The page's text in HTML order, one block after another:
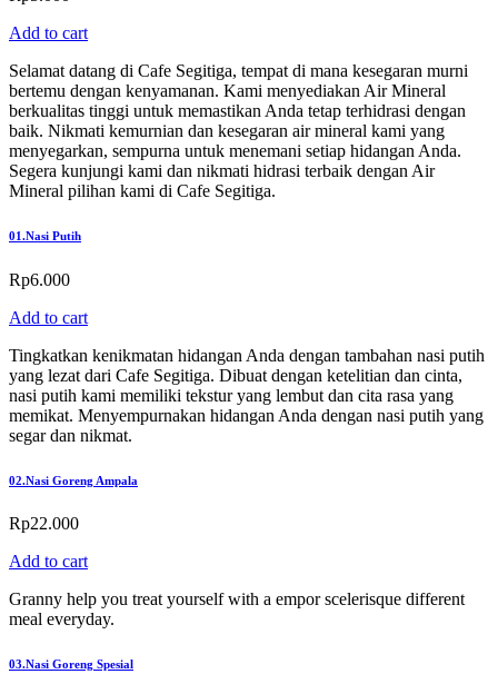
Add to cart
Selamat datang di Cafe Segitiga, tempat di mana kesegaran murni
bertemu dengan kenyamanan. Kami menyediakan Air Mineral
berkualitas tinggi untuk memastikan Anda tetap terhidrasi dengan
baik. Nikmati kemurnian dan kesegaran air mineral kami yang
menyegarkan, sempurna untuk menemani setiap hidangan Anda.
Segera kunjungi kami dan nikmati hidrasi terbaik dengan Air
Mineral pilihan kami di Cafe Segitiga.
01.Nasi Putih
Rp6.000
Add to cart
Tingkatkan kenikmatan hidangan Anda dengan tambahan nasi putih
yang lezat dari Cafe Segitiga. Dibuat dengan ketelitian dan cinta,
nasi putih kami memiliki tekstur yang lembut dan cita rasa yang
memikat. Menyempurnakan hidangan Anda dengan nasi putih yang
segar dan nikmat.
02.Nasi Goreng Ampala
Rp22.000
Add to cart
Granny help you treat yourself with a empor scelerisque different
meal everyday.
03.Nasi Goreng Spesial